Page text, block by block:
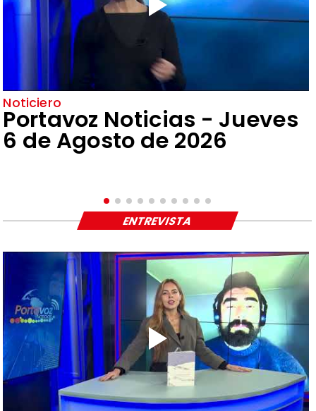
Noticiero
Portavoz Noticias - Jueves
6 de Agosto de 2026
ENTREVISTA